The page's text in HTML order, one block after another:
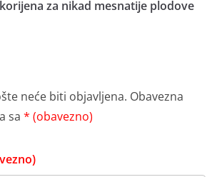
korijena za nikad mesnatije plodove
neće biti objavljena. Obavezna
sa * (obavezno)